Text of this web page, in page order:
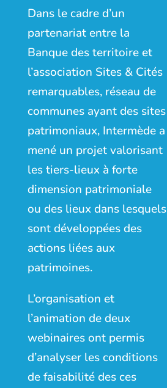
Dans le cadre d’un
partenariat entre la
Banque des territoire et
l’association Sites & Cités
remarquables, réseau de
communes ayant des sites
patrimoniaux, Intermède a
mené un projet valorisant
les tiers-lieux à forte
dimension patrimoniale
ou des lieux dans lesquels
sont développées des
actions liées aux
patrimoines. ​
L’organisation et
l’animation de deux
webinaires ont permis
d’analyser les conditions
de faisabilité des ces